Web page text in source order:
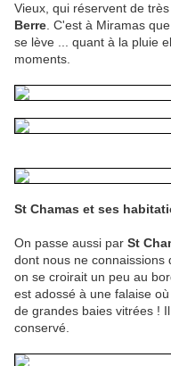
Vieux, qui réservent de
Berre . C'est à Miramas
se lève ... quant à la pluie
moments.
St Chamas et ses
On passe aussi par St
dont nous ne connaissions
on se croirait un peu au
est adossé à une falaise
de grandes baies vitrées !
conservé.